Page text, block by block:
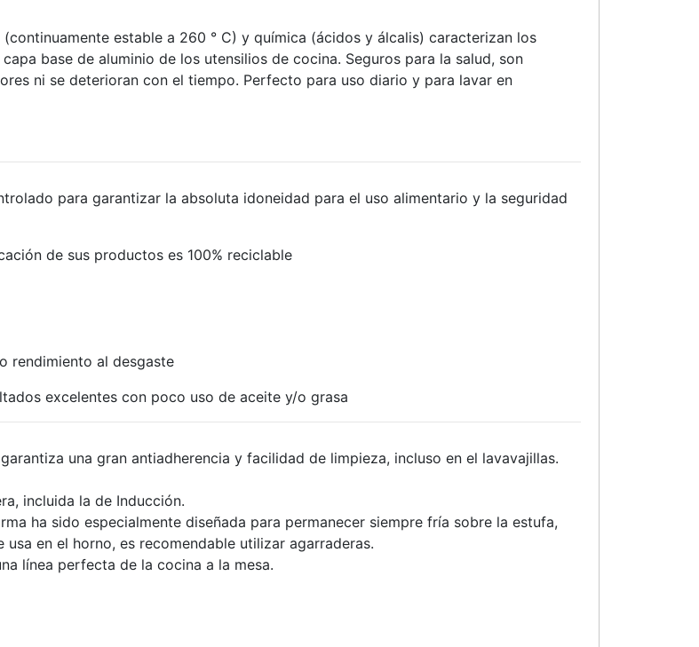
estable a 260 ° C) y química (ácidos y álcalis) caracterizan los
base de aluminio de los utensilios de cocina. Seguros para la salud, son
ni se deterioran con el tiempo. Perfecto para uso diario y para lavar en
para garantizar la absoluta idoneidad para el uso alimentario y la seguridad
de sus productos es 100% reciclable
rendimiento al desgaste
excelentes con poco uso de aceite y/o grasa
una gran antiadherencia y facilidad de limpieza, incluso en el lavavajillas.
incluida la de Inducción.
ha sido especialmente diseñada para permanecer siempre fría sobre la estufa,
en el horno, es recomendable utilizar agarraderas.
línea perfecta de la cocina a la mesa.